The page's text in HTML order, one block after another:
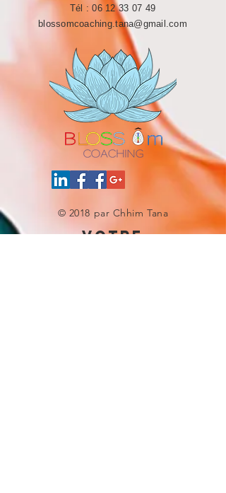
Tél :06 12 33 07 49
blossomcoaching.tana@gmail.com
© 2018 par Chhim Tana
votre